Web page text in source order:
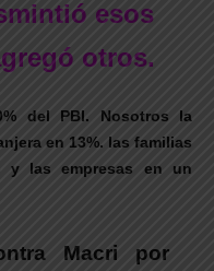
esos
otros.
del PBI. Nosotros la
en 13%. las familias
y las empresas en un
Macri por